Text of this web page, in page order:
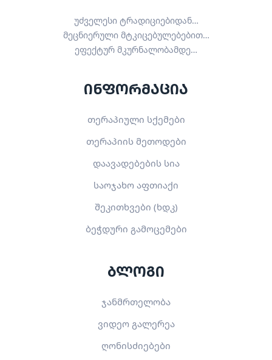
უძველესი ტრადიციებიდან…
მეცნიერული მტკიცებულებებით…
ეფექტურ მკურნალობამდე…
ინფორმაცია
თერაპიული სქემები
თერაპიის მეთოდები
დაავადებების სია
საოჯახო აფთიაქი
შეკითხვები (ხდკ)
ბეჭდური გამოცემები
ბლოგი
ჯანმრთელობა
ვიდეო გალერეა
ღონისძიებები